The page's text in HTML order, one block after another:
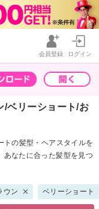
会員登録 ログイン
/ベリーショート/お
トの髪型・ヘアスタイルを
なたに合った髪型を見つ
ウン ベリーショート